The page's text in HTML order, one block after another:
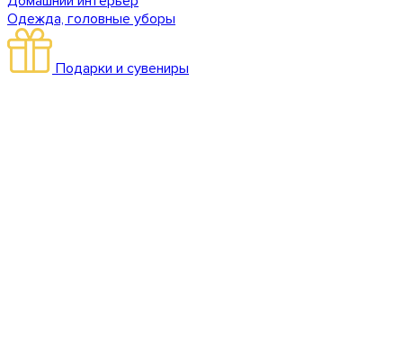
Одежда, головные уборы
Подарки и сувениры